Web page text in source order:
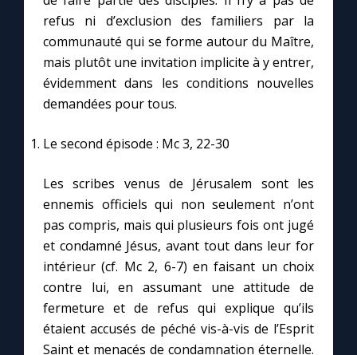
refus ni d’exclusion des familiers par la
communauté qui se forme autour du Maître,
mais plutôt une invitation implicite à y entrer,
évidemment dans les conditions nouvelles
demandées pour tous.
Le second épisode : Mc 3, 22-30
Les scribes venus de Jérusalem sont les
ennemis officiels qui non seulement n’ont
pas compris, mais qui plusieurs fois ont jugé
et condamné Jésus, avant tout dans leur for
intérieur (cf. Mc 2, 6-7) en faisant un choix
contre lui, en assumant une attitude de
fermeture et de refus qui explique qu’ils
étaient accusés de péché vis-à-vis de l’Esprit
Saint et menacés de condamnation éternelle.